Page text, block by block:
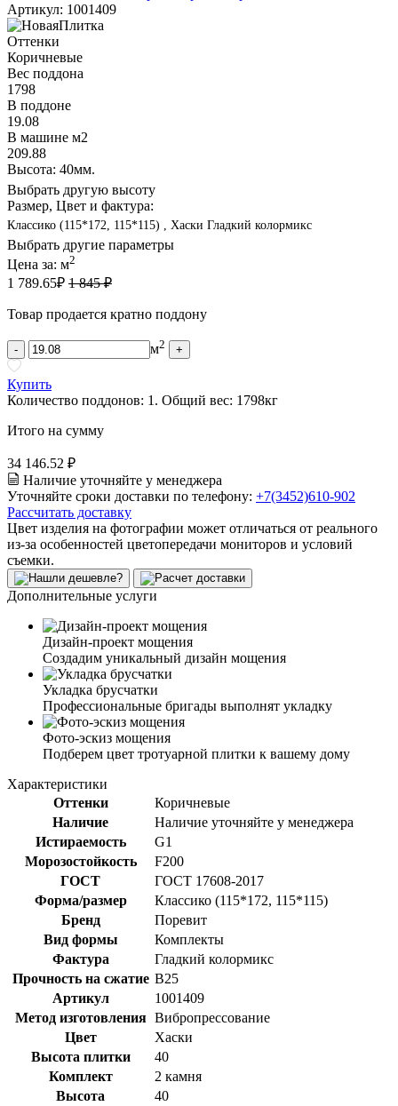
Артикул: 1001409
Оттенки
Коричневые
Вес поддона
1798
В поддоне
19.08
В машине м2
209.88
Высота: 40мм.
Выбрать другую высоту
Размер, Цвет и фактура:
Классико (115*172, 115*115) , Хаски Гладкий колормикс
Выбрать другие параметры
Цена за: м2
1 789.65₽ 1 845 ₽
Товар продается кратно поддону
- м2 +
Купить
Количество поддонов: 1 . Общий вес: 1798кг
Итого на сумму
34 146.52 ₽
Наличие уточняйте у менеджера
Уточняйте сроки доставки по телефону: +7(3452)610-902
Рассчитать доставку
Цвет изделия на фотографии может отличаться от реального
из-за особенностей цветопередачи мониторов и условий
съемки.
Дополнительные услуги
Дизайн-проект мощения
Создадим уникальный дизайн мощения
Укладка брусчатки
Профессиональные бригады выполнят укладку
Фото-эскиз мощения
Подберем цвет тротуарной плитки к вашему дому
Характеристики
Оттенки
Коричневые
Наличие
Наличие уточняйте у менеджера
Истираемость
G1
Морозостойкость
F200
ГОСТ
ГОСТ 17608-2017
Форма/размер
Классико (115*172, 115*115)
Бренд
Поревит
Вид формы
Комплекты
Фактура
Гладкий колормикс
Прочность на сжатие B25
Артикул
1001409
Метод изготовления Вибропрессование
Цвет
Хаски
Высота плитки
40
Комплект
2 камня
Высота
40